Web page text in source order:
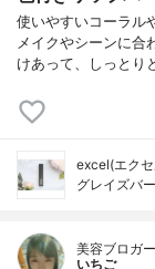
使いやすいコーラル
メイクやシーンに合
けあって、しっとり
excel(エク
グレイズバ
美容ブロガ
いちご